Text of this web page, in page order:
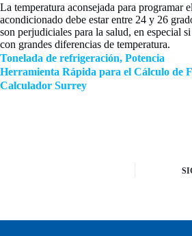
La temperatura aconsejada para programar
acondicionado debe estar entre 24 y 26
son perjudiciales para la salud, en especial
con grandes diferencias de temperatura.
Tonelada de refrigeración, Potencia
Herramienta Rápida para el Cálculo de
Calculador Surrey